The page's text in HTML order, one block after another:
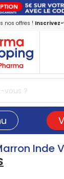
nos offres !
Inde